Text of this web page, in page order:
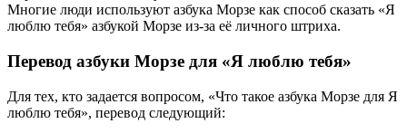
Многие люди используют азбука Морзе как способ сказать «Я
люблю тебя» азбукой Морзе из-за её личного штриха.
Перевод азбуки Морзе для «Я люблю тебя»
Для тех, кто задается вопросом, «Что такое азбука Морзе для Я
люблю тебя», перевод следующий: